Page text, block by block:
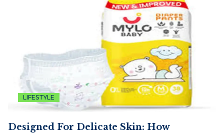
LIFESTYLE
Designed For Delicate Skin: How